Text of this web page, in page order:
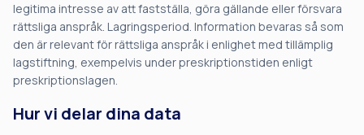
legitima intresse av att fastställa, göra gällande eller försvara
rättsliga anspråk. Lagringsperiod. Information bevaras så som
den är relevant för rättsliga anspråk i enlighet med tillämplig
lagstiftning, exempelvis under preskriptionstiden enligt
preskriptionslagen.
Hur vi delar dina data